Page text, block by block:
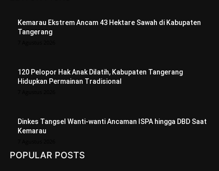
Kemarau Ekstrem Ancam 43 Hektare Sawah di Kabupaten
Tangerang
120 Pelopor Hak Anak Dilatih, Kabupaten Tangerang
Hidupkan Permainan Tradisional
Dinkes Tangsel Wanti-wanti Ancaman ISPA hingga DBD Saat
Kemarau
POPULAR POSTS